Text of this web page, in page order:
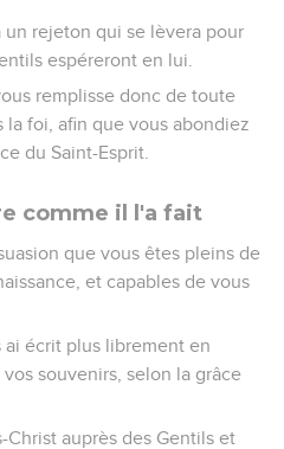
un rejeton qui se lèvera pour
espéreront en lui.
remplisse donc de toute
foi, afin que vous abondiez
du Saint-Esprit.
comme il l'a fait
que vous êtes pleins de
et capables de vous
ai écrit plus librement en
souvenirs, selon la grâce
auprès des Gentils et